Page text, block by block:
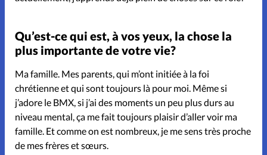
Qu’est-ce qui est, à vos yeux, la chose la
plus importante de votre vie?
Ma famille. Mes parents, qui m’ont initiée à la foi
chrétienne et qui sont toujours là pour moi. Même si
j’adore le BMX, si j’ai des moments un peu plus durs au
niveau mental, ça me fait toujours plaisir d’aller voir ma
famille. Et comme on est nombreux, je me sens très proche
de mes frères et sœurs.